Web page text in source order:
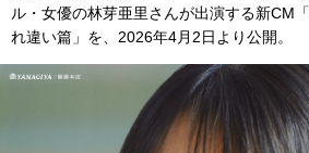
ル・女優の林芽亜里さんが出演する新CM
れ違い篇」を、2026年4月2日より公開。